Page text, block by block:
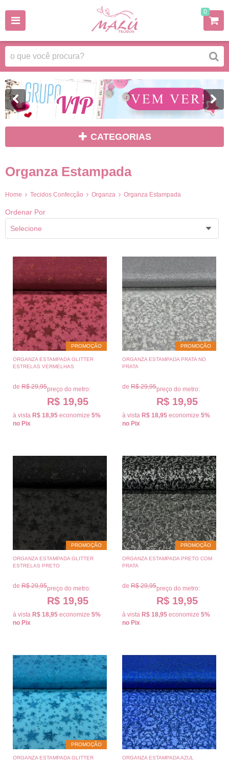
0
CATEGORIAS
Organza Estampada
Home Tecidos Confecção Organza Organza Estampada
Ordenar Por
Selecione
PROMOÇÃO
ORGANZA ESTAMPADA GLITTER
ESTRELAS VERMELHAS
de R$ 29,95preço do metro:
R$ 19,95
à vista R$ 18,95 economize 5%
no Pix
PROMOÇÃO
ORGANZA ESTAMPADA PRATA NO
PRATA
de R$ 29,95preço do metro:
R$ 19,95
à vista R$ 18,95 economize 5%
no Pix
PROMOÇÃO
ORGANZA ESTAMPADA GLITTER
ESTRELAS PRETO
de R$ 29,95preço do metro:
R$ 19,95
à vista R$ 18,95 economize 5%
no Pix
PROMOÇÃO
ORGANZA ESTAMPADA PRETO COM
PRATA
de R$ 29,95preço do metro:
R$ 19,95
à vista R$ 18,95 economize 5%
no Pix
PROMOÇÃO
ORGANZA ESTAMPADA GLITTER
ORGANZA ESTAMPADA AZUL